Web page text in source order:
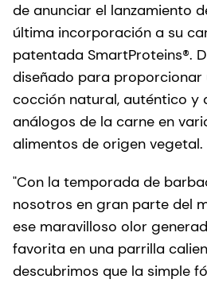
de anunciar el lanzamiento
última incorporación a su
patentada SmartProteins®.
diseñado para proporcionar
cocción natural, auténtico y
análogos de la carne en
alimentos de origen vegetal.
"Con la temporada de
nosotros en gran parte del
ese maravilloso olor
favorita en una parrilla
descubrimos que la simple